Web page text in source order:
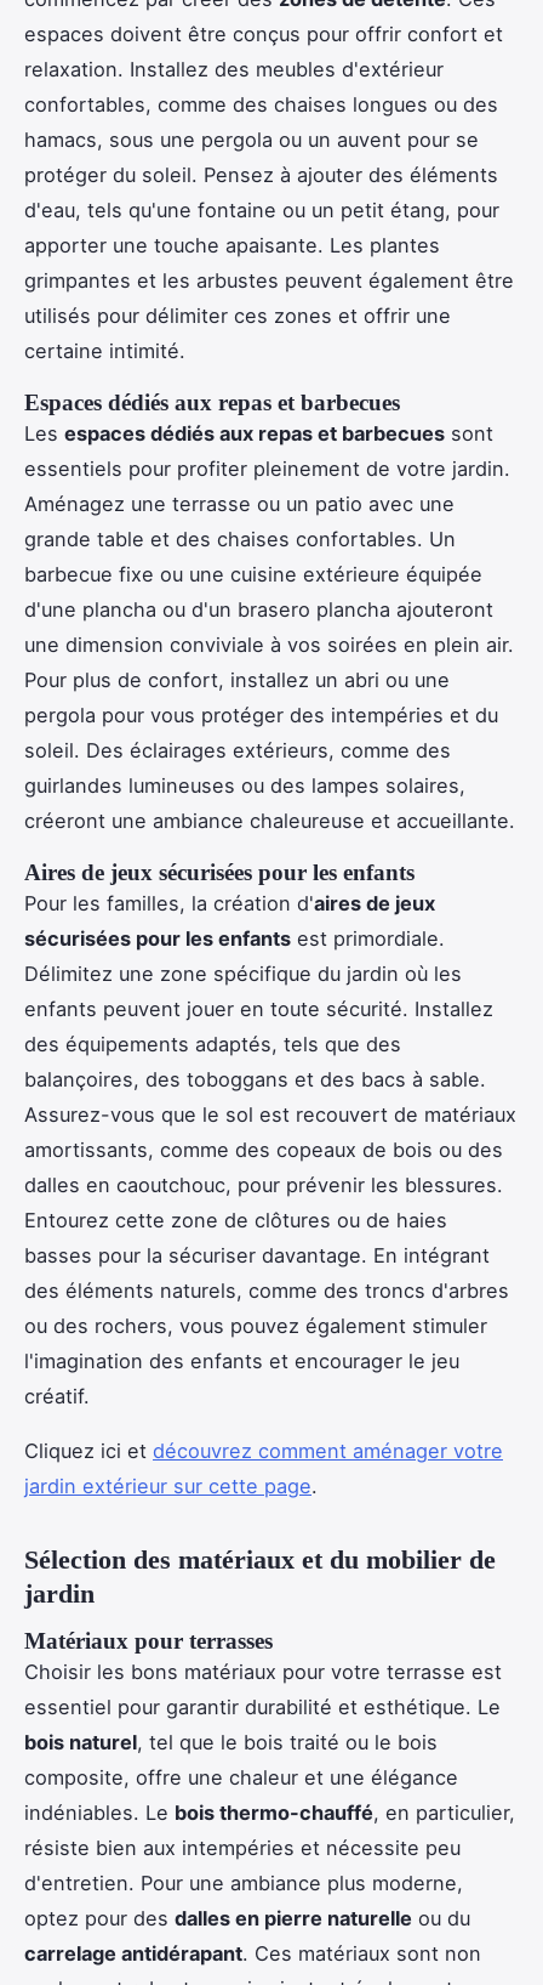
espaces doivent être conçus pour offrir confort et
relaxation. Installez des meubles d'extérieur
confortables, comme des chaises longues ou des
hamacs, sous une pergola ou un auvent pour se
protéger du soleil. Pensez à ajouter des éléments
d'eau, tels qu'une fontaine ou un petit étang, pour
apporter une touche apaisante. Les plantes
grimpantes et les arbustes peuvent également être
utilisés pour délimiter ces zones et offrir une
certaine intimité.
Espaces dédiés aux repas et barbecues
Les espaces dédiés aux repas et barbecues sont
essentiels pour profiter pleinement de votre jardin.
Aménagez une terrasse ou un patio avec une
grande table et des chaises confortables. Un
barbecue fixe ou une cuisine extérieure équipée
d'une plancha ou d'un brasero plancha ajouteront
une dimension conviviale à vos soirées en plein air.
Pour plus de confort, installez un abri ou une
pergola pour vous protéger des intempéries et du
soleil. Des éclairages extérieurs, comme des
guirlandes lumineuses ou des lampes solaires,
créeront une ambiance chaleureuse et accueillante.
Aires de jeux sécurisées pour les enfants
Pour les familles, la création d'aires de jeux
sécurisées pour les enfants est primordiale.
Délimitez une zone spécifique du jardin où les
enfants peuvent jouer en toute sécurité. Installez
des équipements adaptés, tels que des
balançoires, des toboggans et des bacs à sable.
Assurez-vous que le sol est recouvert de matériaux
amortissants, comme des copeaux de bois ou des
dalles en caoutchouc, pour prévenir les blessures.
Entourez cette zone de clôtures ou de haies
basses pour la sécuriser davantage. En intégrant
des éléments naturels, comme des troncs d'arbres
ou des rochers, vous pouvez également stimuler
l'imagination des enfants et encourager le jeu
créatif.
Cliquez ici et découvrez comment aménager votre
jardin extérieur sur cette page.
Sélection des matériaux et du mobilier de
jardin
Matériaux pour terrasses
Choisir les bons matériaux pour votre terrasse est
essentiel pour garantir durabilité et esthétique. Le
bois naturel, tel que le bois traité ou le bois
composite, offre une chaleur et une élégance
indéniables. Le bois thermo-chauffé, en particulier,
résiste bien aux intempéries et nécessite peu
d'entretien. Pour une ambiance plus moderne,
optez pour des dalles en pierre naturelle ou du
carrelage antidérapant. Ces matériaux sont non